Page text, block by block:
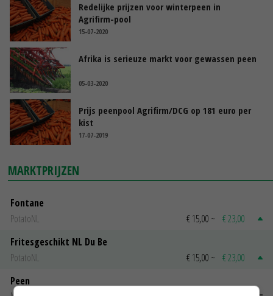
Redelijke prijzen voor winterpeen in
Agrifirm-pool
15-07-2020
Afrika is serieuze markt voor gewassen peen
05-03-2020
Prijs peenpool Agrifirm/DCG op 181 euro per
kist
17-07-2019
MARKTPRIJZEN
Fontane
PotatoNL
€ 15,00 ~ € 23,00
Fritesgeschikt NL Du Be
PotatoNL
€ 15,00 ~ € 23,00
Peen